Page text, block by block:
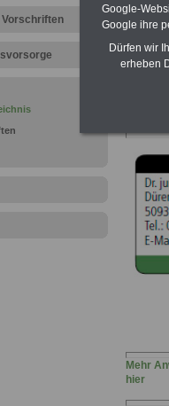
Vorschriften
Mehr
hier
Google-
Google ihre
Dürfen wir
erheben